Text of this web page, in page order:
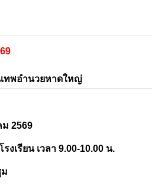
เทพอำนวยหาดใหญ่
2569
เรียน เวลา 9.00-10.00 น.